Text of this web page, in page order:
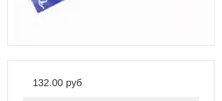
132.00 руб